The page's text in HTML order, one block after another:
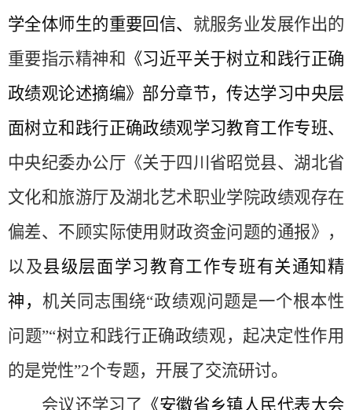
学全体师生的重要回信、 就服务业发展作出的
重要指示精神和 《习近平关于树立和践行正确
政绩观论述摘编》部分章节，传达学习中央层
面树立和践行正确政绩观学习教育工作专班、
中央纪委办公厅《关于四川省昭觉县、湖北省
文化和旅游厅及湖北艺术职业学院政绩观存在
偏差、不顾实际使用财政资金问题的通报》，
以及县级层面学习教育工作专班有关通知精
神，机关同志围绕“政绩观问题是一个根本性
问题”“树立和践行正确政绩观，起决定性作用
的是党性”2个专题，开展了交流研讨。
会议还学习了 《安徽省乡镇人民代表大会